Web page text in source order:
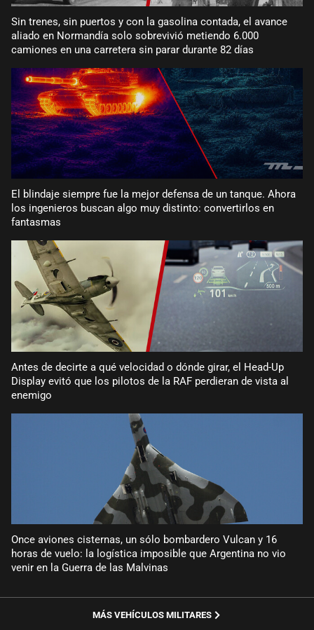
Sin trenes, sin puertos y con la gasolina contada, el avance
aliado en Normandía solo sobrevivió metiendo 6.000
camiones en una carretera sin parar durante 82 días
El blindaje siempre fue la mejor defensa de un tanque. Ahora
los ingenieros buscan algo muy distinto: convertirlos en
fantasmas
Antes de decirte a qué velocidad o dónde girar, el Head-Up
Display evitó que los pilotos de la RAF perdieran de vista al
enemigo
Once aviones cisternas, un sólo bombardero Vulcan y 16
horas de vuelo: la logística imposible que Argentina no vio
venir en la Guerra de las Malvinas
MÁS VEHÍCULOS MILITARES